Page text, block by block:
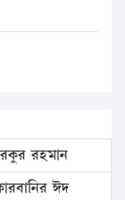
রহমান
ঈদ